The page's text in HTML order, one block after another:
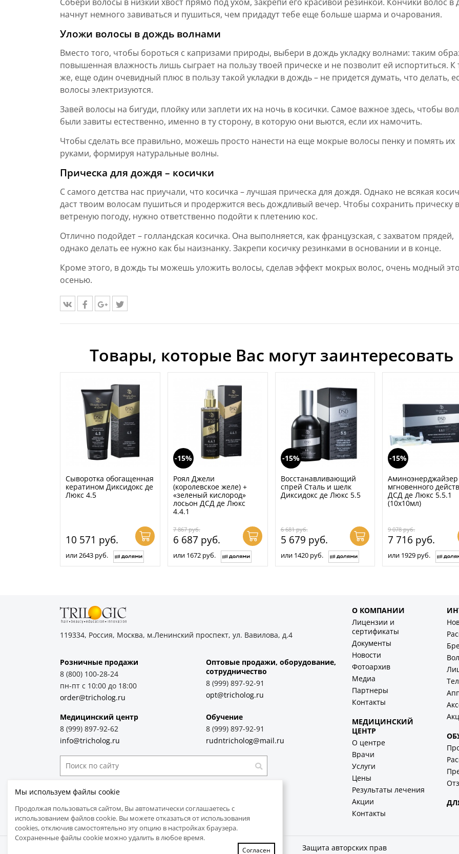
начнут немного завиваться и пушиться, чем придадут тебе еще больше шарма и очарования.
Уложи волосы в дождь волнами
Вместо того, чтобы бороться с капризами природы, выбери в дождь укладку волнами: таким
повышенная влажность лишь сыграет на пользу твоей прическе и не позволит ей испортиться. К
же, еще один очевидный плюс в пользу такой укладки в дождь – не придется думать, что делать,
волосы электризуются.
Завей волосы на бигуди, плойку или заплети их на ночь в косички. Самое важное здесь, чтобы
были завиты естественно, именно в ту сторону, в которую они вьются, если их намочить.
Чтобы сделать все правильно, можешь просто нанести на еще мокрые волосы пенку и помять их
руками, формируя натуральные волны.
Прическа для дождя – косички
С самого детства нас приучали, что косичка – лучшая прическа для дождя. Однако не всякая
даст твоим волосам пушиться и продержится весь дождливый вечер. Чтобы сохранить прическу в
ветреную погоду, нужно ответственно подойти к плетению кос.
Отлично подойдет – голландская косичка. Она выполняется, как французская, с захватом прядей,
однако делать ее нужно как бы наизнанку. Закрепи косичку резинками в основании и в конце.
Кроме этого, в дождь ты можешь уложить волосы, сделав эффект мокрых волос, очень модный
осенью.
Товары, которые Вас могут заинтересовать
Сыворотка обогащенная
кератином Диксидокс де
Люкс 4.5
10 571 руб.
или 2643 руб.
-15%
Роял Джели
(королевское желе) +
«зеленый кислород»
лосьон ДСД де Люкс
4.4.1
7 867руб.
6 687 руб.
или 1672 руб.
-15%
Восстанавливающий
спрей Сталь и шелк
Диксидокс де Люкс 5.5
6 681руб.
5 679 руб.
или 1420 руб.
-15%
Аминоэнерджайзер
мгновенного
ДСД де Люкс 5.5.1
(10х10мл)
9 078руб.
7 716 руб.
или 1929 руб.
119334, Россия, Москва, м.Ленинский проспект, ул. Вавилова, д.4
Розничные продажи
8 (800) 100-28-24
пн-пт с 10:00 до 18:00
order@tricholog.ru
Оптовые продажи, оборудование,
cотрудничество
8 (999) 897-92-91
opt@tricholog.ru
Медицинский центр
8 (999) 897-92-62
info@tricholog.ru
Обучение
8 (999) 897-92-91
rudntricholog@mail.ru
Принимаем к оплате
О КОМПАНИИ
Лицензии и
сертификаты
Документы
Новости
Фотоархив
Медиа
Партнеры
Контакты
МЕДИЦИНСКИЙ
ЦЕНТР
О центре
Врачи
Услуги
Цены
Результаты лечения
Акции
Контакты
Защита авторских прав
Мы используем файлы cookie
Продолжая пользоваться сайтом, Вы автоматически соглашаетесь с
использованием файлов cookie. Вы можете отказаться от использования
cookies, отключив самостоятельно эту опцию в настройках браузера.
Сохраненные файлы cookie можно удалить в любое время.
Согласен